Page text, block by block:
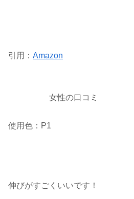
引用： Amazon
女性の口コミ
使用色：P1
伸びがすごくいいです！